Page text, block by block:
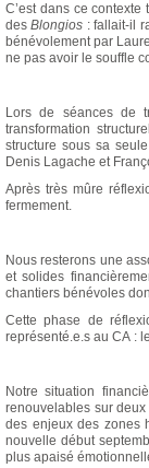
C’est dans ce
desBlongios : fallait-il
bénévolement par
ne pas avoir le souffle
Lors de séances de
transformation
structure sous sa
Denis Lagache et
Après très mûre
fermement.
Nous resterons une
et solides
chantiers bénévoles
Cette phase de
représenté.e.s au CA :
Notre situation
renouvelables sur
des enjeux des zones
nouvelle début
plus apaisé